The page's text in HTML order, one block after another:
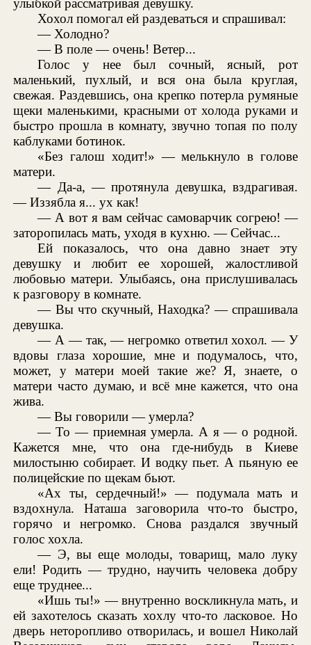
улыбкой рассматривая девушку.
Хохол помогал ей раздеваться и спрашивал:
— Холодно?
— В поле — очень! Ветер...
Голос у нее был сочный, ясный, рот
маленький, пухлый, и вся она была круглая,
свежая. Раздевшись, она крепко потерла румяные
щеки маленькими, красными от холода руками и
быстро прошла в комнату, звучно топая по полу
каблуками ботинок.
«Без галош ходит!» — мелькнуло в голове
матери.
— Да-а, — протянула девушка, вздрагивая.
— Иззябла я... ух как!
— А вот я вам сейчас самоварчик согрею! —
заторопилась мать, уходя в кухню. — Сейчас...
Ей показалось, что она давно знает эту
девушку и любит ее хорошей, жалостливой
любовью матери. Улыбаясь, она прислушивалась
к разговору в комнате.
— Вы что скучный, Находка? — спрашивала
девушка.
— А — так, — негромко ответил хохол. — У
вдовы глаза хорошие, мне и подумалось, что,
может, у матери моей такие же? Я, знаете, о
матери часто думаю, и всё мне кажется, что она
жива.
— Вы говорили — умерла?
— То — приемная умерла. А я — о родной.
Кажется мне, что она где-нибудь в Киеве
милостыню собирает. И водку пьет. А пьяную ее
полицейские по щекам бьют.
«Ах ты, сердечный!» — подумала мать и
вздохнула. Наташа заговорила что-то быстро,
горячо и негромко. Снова раздался звучный
голос хохла.
— Э, вы еще молоды, товарищ, мало луку
ели! Родить — трудно, научить человека добру
еще труднее...
«Ишь ты!» — внутренно воскликнула мать, и
ей захотелось сказать хохлу что-то ласковое. Но
дверь неторопливо отворилась, и вошел Николай